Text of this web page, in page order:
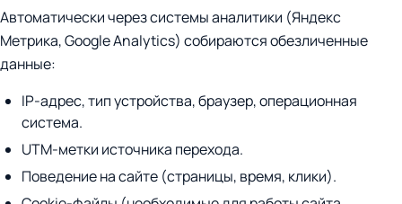
Автоматически через системы аналитики (Яндекс
Метрика, Google Analytics) собираются обезличенные
данные:
IP-адрес, тип устройства, браузер, операционная
система.
UTM-метки источника перехода.
Поведение на сайте (страницы, время, клики).